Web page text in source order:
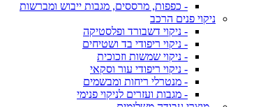
- כפפות, מרססים, מגבות ייבוש ומברשות
ניקוי פנים הרכב
- ניקוי דשבורד ופלסטיקה
- ניקוי ריפודי בד ושטיחים
- ניקוי שמשות וזכוכית
- ניקוי ריפודי עור וסקאי
- מנטרלי ריחות ומבשמים
- מגבות ועזרים לניקוי פנימי